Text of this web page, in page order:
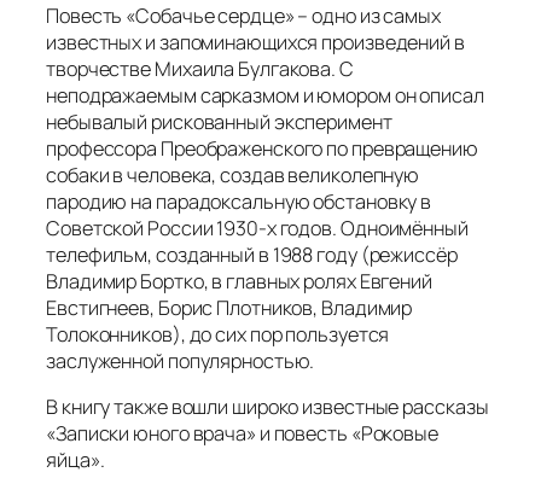
Повесть «Собачье сердце» – одно из самых
известных и запоминающихся произведений в
творчестве Михаила Булгакова. С
неподражаемым сарказмом и юмором он описал
небывалый рискованный эксперимент
профессора Преображенского по превращению
собаки в человека, создав великолепную
пародию на парадоксальную обстановку в
Советской России 1930-х годов.Одноимённый
телефильм, созданный в 1988 году (режиссёр
Владимир Бортко, в главных ролях Евгений
Евстигнеев, Борис Плотников, Владимир
Толоконников), до сих пор пользуется
заслуженной популярностью.
В книгу также вошли широко известные рассказы
«Записки юного врача» и повесть «Роковые
яйца».